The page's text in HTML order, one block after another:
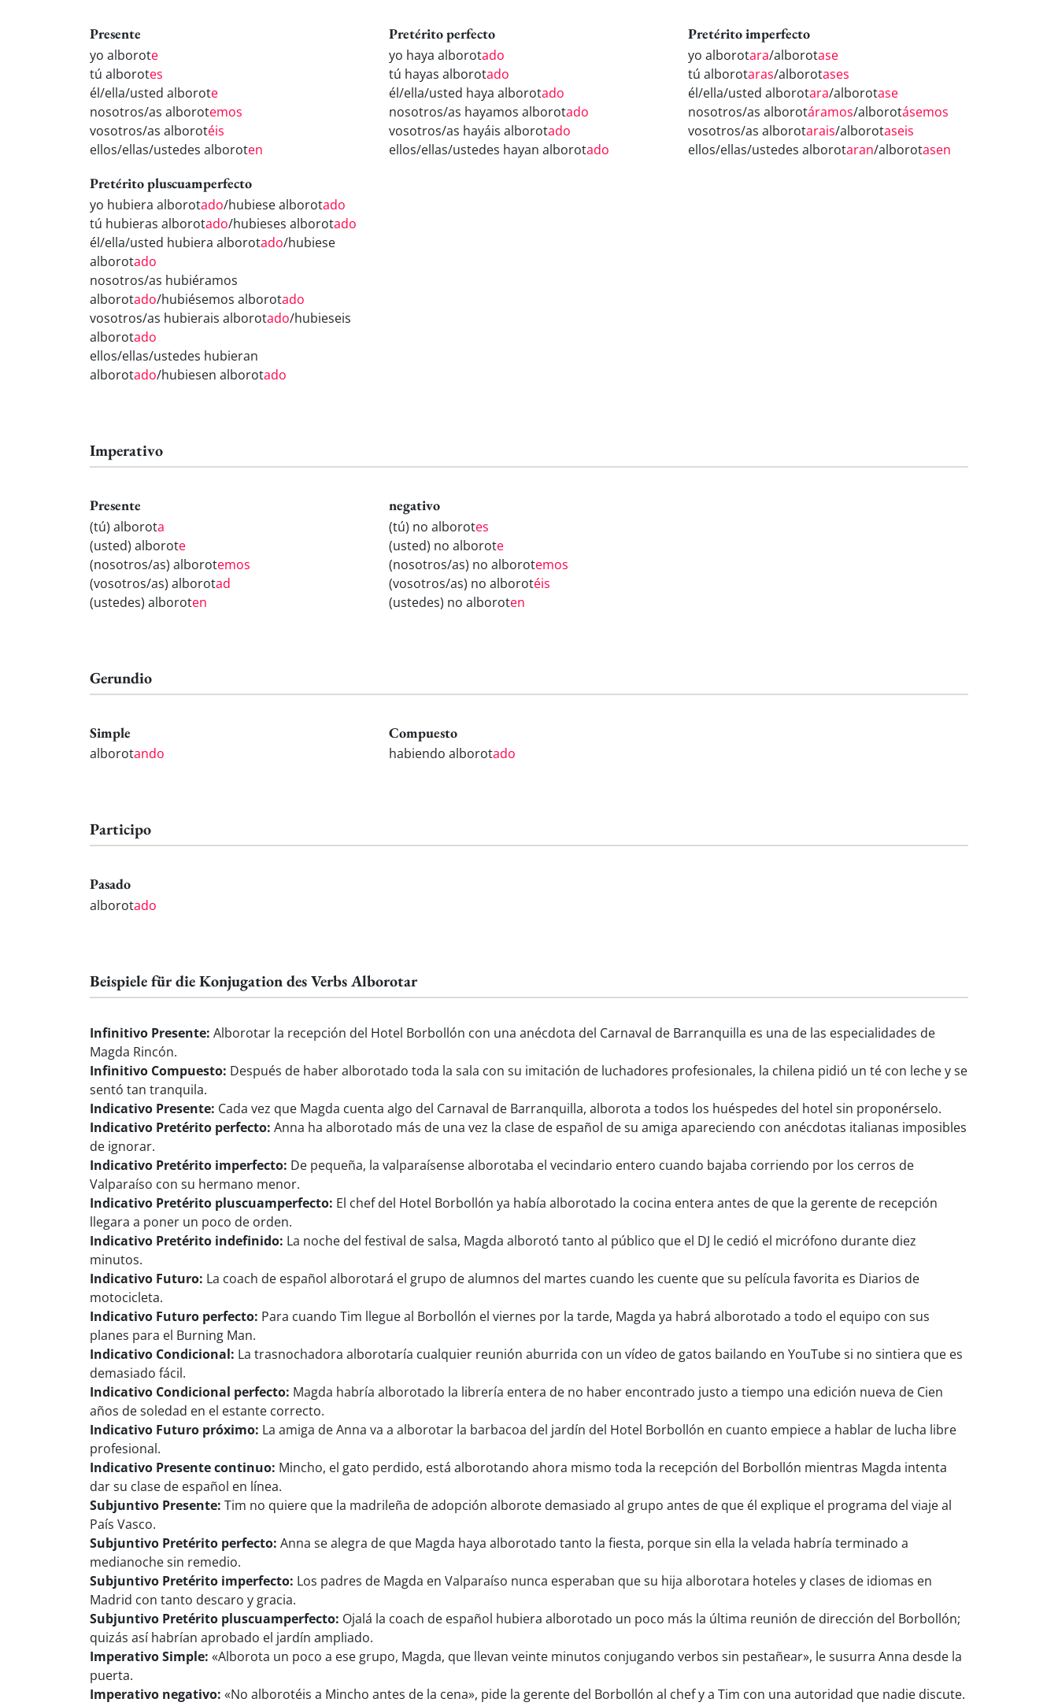
Presente
yo alborote
tú alborotes
él/ella/usted alborote
nosotros/as alborotemos
vosotros/as alborotéis
ellos/ellas/ustedes alboroten
Pretérito perfecto
yo haya alborotado
tú hayas alborotado
él/ella/usted haya alborotado
nosotros/as hayamos alborotado
vosotros/as hayáis alborotado
ellos/ellas/ustedes hayan alborotado
Pretérito imperfecto
yo alborotara/alborotase
tú alborotaras/alborotases
él/ella/usted alborotara/alborotase
nosotros/as alborotáramos/alborotásemos
vosotros/as alborotarais/alborotaseis
ellos/ellas/ustedes alborotaran/alborotasen
Pretérito pluscuamperfecto
yo hubiera alborotado/hubiese alborotado
tú hubieras alborotado/hubieses alborotado
él/ella/usted hubiera alborotado/hubiese
alborotado
nosotros/as hubiéramos
alborotado/hubiésemos alborotado
vosotros/as hubierais alborotado/hubieseis
alborotado
ellos/ellas/ustedes hubieran
alborotado/hubiesen alborotado
Imperativo
Presente
(tú) alborota
(usted) alborote
(nosotros/as) alborotemos
(vosotros/as) alborotad
(ustedes) alboroten
negativo
(tú) no alborotes
(usted) no alborote
(nosotros/as) no alborotemos
(vosotros/as) no alborotéis
(ustedes) no alboroten
Gerundio
Simple
alborotando
Compuesto
habiendo alborotado
Participo
Pasado
alborotado
Beispiele für die Konjugation des Verbs Alborotar
Infinitivo Presente: Alborotar la recepción del Hotel Borbollón con una anécdota del Carnaval de Barranquilla es una de las especialidades de
Magda Rincón.
Infinitivo Compuesto: Después de haber alborotado toda la sala con su imitación de luchadores profesionales, la chilena pidió un té con leche y se
sentó tan tranquila.
Indicativo Presente: Cada vez que Magda cuenta algo del Carnaval de Barranquilla, alborota a todos los huéspedes del hotel sin proponérselo.
Indicativo Pretérito perfecto: Anna ha alborotado más de una vez la clase de español de su amiga apareciendo con anécdotas italianas imposibles
de ignorar.
Indicativo Pretérito imperfecto: De pequeña, la valparaísense alborotaba el vecindario entero cuando bajaba corriendo por los cerros de
Valparaíso con su hermano menor.
Indicativo Pretérito pluscuamperfecto: El chef del Hotel Borbollón ya había alborotado la cocina entera antes de que la gerente de recepción
llegara a poner un poco de orden.
Indicativo Pretérito indefinido: La noche del festival de salsa, Magda alborotó tanto al público que el DJ le cedió el micrófono durante diez
minutos.
Indicativo Futuro: La coach de español alborotará el grupo de alumnos del martes cuando les cuente que su película favorita es Diarios de
motocicleta.
Indicativo Futuro perfecto: Para cuando Tim llegue al Borbollón el viernes por la tarde, Magda ya habrá alborotado a todo el equipo con sus
planes para el Burning Man.
Indicativo Condicional: La trasnochadora alborotaría cualquier reunión aburrida con un vídeo de gatos bailando en YouTube si no sintiera que es
demasiado fácil.
Indicativo Condicional perfecto: Magda habría alborotado la librería entera de no haber encontrado justo a tiempo una edición nueva de Cien
años de soledad en el estante correcto.
Indicativo Futuro próximo: La amiga de Anna va a alborotar la barbacoa del jardín del Hotel Borbollón en cuanto empiece a hablar de lucha libre
profesional.
Indicativo Presente continuo: Mincho, el gato perdido, está alborotando ahora mismo toda la recepción del Borbollón mientras Magda intenta
dar su clase de español en línea.
Subjuntivo Presente: Tim no quiere que la madrileña de adopción alborote demasiado al grupo antes de que él explique el programa del viaje al
País Vasco.
Subjuntivo Pretérito perfecto: Anna se alegra de que Magda haya alborotado tanto la fiesta, porque sin ella la velada habría terminado a
medianoche sin remedio.
Subjuntivo Pretérito imperfecto: Los padres de Magda en Valparaíso nunca esperaban que su hija alborotara hoteles y clases de idiomas en
Madrid con tanto descaro y gracia.
Subjuntivo Pretérito pluscuamperfecto: Ojalá la coach de español hubiera alborotado un poco más la última reunión de dirección del Borbollón;
quizás así habrían aprobado el jardín ampliado.
Imperativo Simple: «Alborota un poco a ese grupo, Magda, que llevan veinte minutos conjugando verbos sin pestañear», le susurra Anna desde la
puerta.
Imperativo negativo: «No alborotéis a Mincho antes de la cena», pide la gerente del Borbollón al chef y a Tim con una autoridad que nadie discute.